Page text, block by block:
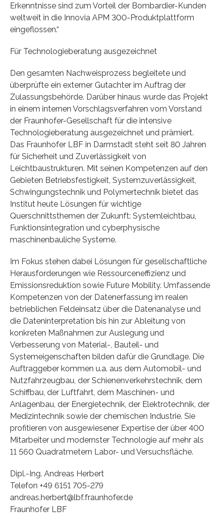
Erkenntnisse sind zum Vorteil der Bombardier-Kunden
weltweit in die Innovia APM 300-Produktplattform
eingeflossen.“
Für Technologieberatung ausgezeichnet
Den gesamten Nachweisprozess begleitete und
überprüfte ein externer Gutachter im Auftrag der
Zulassungsbehörde. Darüber hinaus wurde das Projekt
in einem internen Vorschlagsverfahren vom Vorstand
der Fraunhofer-Gesellschaft für die intensive
Technologieberatung ausgezeichnet und prämiert.
Das Fraunhofer LBF in Darmstadt steht seit 80 Jahren
für Sicherheit und Zuverlässigkeit von
Leichtbaustrukturen. Mit seinen Kompetenzen auf den
Gebieten Betriebsfestigkeit, Systemzuverlässigkeit,
Schwingungstechnik und Polymertechnik bietet das
Institut heute Lösungen für wichtige
Querschnittsthemen der Zukunft: Systemleichtbau,
Funktionsintegration und cyberphysische
maschinenbauliche Systeme.
Im Fokus stehen dabei Lösungen für gesellschaftliche
Herausforderungen wie Ressourceneffizienz und
Emissionsreduktion sowie Future Mobility. Umfassende
Kompetenzen von der Datenerfassung im realen
betrieblichen Feldeinsatz über die Datenanalyse und
die Dateninterpretation bis hin zur Ableitung von
konkreten Maßnahmen zur Auslegung und
Verbesserung von Material-, Bauteil- und
Systemeigenschaften bilden dafür die Grundlage. Die
Auftraggeber kommen u.a. aus dem Automobil- und
Nutzfahrzeugbau, der Schienenverkehrstechnik, dem
Schiffbau, der Luftfahrt, dem Maschinen- und
Anlagenbau, der Energietechnik, der Elektrotechnik, der
Medizintechnik sowie der chemischen Industrie. Sie
profitieren von ausgewiesener Expertise der über 400
Mitarbeiter und modernster Technologie auf mehr als
11 560 Quadratmetern Labor- und Versuchsfläche.
Dipl.-Ing. Andreas Herbert
Telefon +49 6151 705-279
andreas.herbert@lbf.fraunhofer.de
Fraunhofer LBF